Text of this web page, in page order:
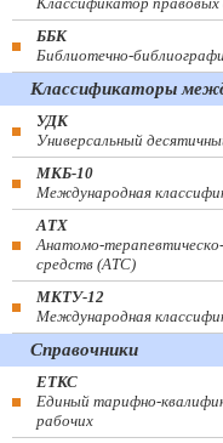
ББК
Библиотечно-
Классификаторы
УДК
Универсальный
МКБ-10
Международная
АТХ
Анатомо-
средств (ATC)
МКТУ-12
Международная
Справочники
ЕТКС
Единый тарифно-
рабочих